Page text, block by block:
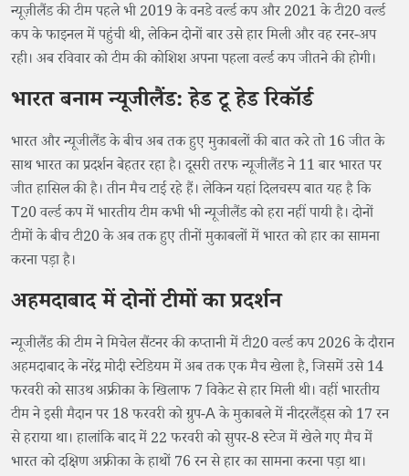
न्यूज़ीलैंड की टीम पहले भी 2019 के वनडे वर्ल्ड कप और 2021 के टी20 वर्ल्ड
कप के फाइनल में पहुंची थी, लेकिन दोनों बार उसे हार मिली और वह रनर-अप
रही। अब रविवार को टीम की कोशिश अपना पहला वर्ल्ड कप जीतने की होगी।
भारत बनाम न्यूजीलैंड: हेड टू हेड रिकॉर्ड
भारत और न्यूजीलैंड के बीच अब तक हुए मुकाबलों की बात करे तो 16 जीत के
साथ भारत का प्रदर्शन बेहतर रहा है। दूसरी तरफ न्यूजीलैंड ने 11 बार भारत पर
जीत हासिल की है। तीन मैच टाई रहे हैं। लेकिन यहां दिलचस्प बात यह है कि
T20 वर्ल्ड कप में भारतीय टीम कभी भी न्यूजीलैंड को हरा नहीं पायी है। दोनों
टीमों के बीच टी20 के अब तक हुए तीनों मुकाबलों में भारत को हार का सामना
करना पड़ा है।
अहमदाबाद में दोनों टीमों का प्रदर्शन
न्यूजीलैंड की टीम ने मिचेल सैंटनर की कप्तानी में टी20 वर्ल्ड कप 2026 के दौरान
अहमदाबाद के नरेंद्र मोदी स्टेडियम में अब तक एक मैच खेला है, जिसमें उसे 14
फरवरी को साउथ अफ्रीका के खिलाफ 7 विकेट से हार मिली थी। वहीं भारतीय
टीम ने इसी मैदान पर 18 फरवरी को ग्रुप-A के मुकाबले में नीदरलैंड्स को 17 रन
से हराया था। हालांकि बाद में 22 फरवरी को सुपर-8 स्टेज में खेले गए मैच में
भारत को दक्षिण अफ्रीका के हाथों 76 रन से हार का सामना करना पड़ा था।